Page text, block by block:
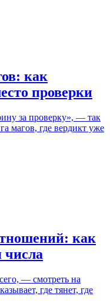
как
проверки
за проверку», — так
магов, где вердикт уже
как
числа
— смотреть на
где тянет, где